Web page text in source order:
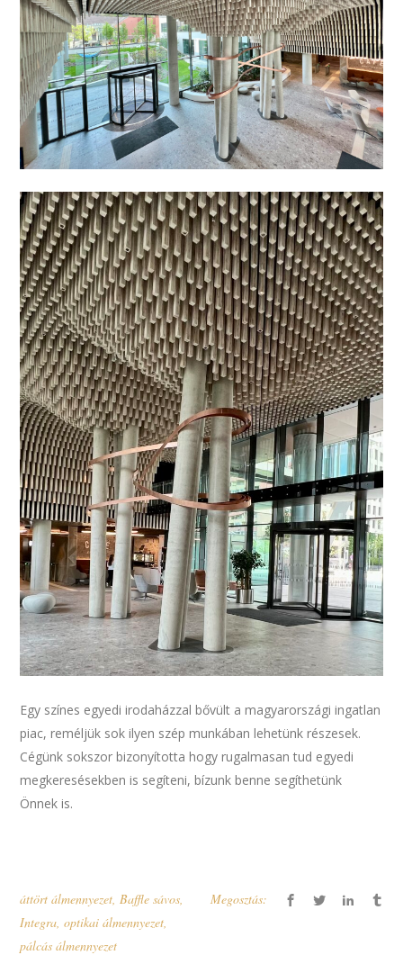
Egy színes egyedi irodaházzal bővült a magyarországi ingatlan
piac, reméljük sok ilyen szép munkában lehetünk részesek.
Cégünk sokszor bizonyította hogy rugalmasan tud egyedi
megkeresésekben is segíteni, bízunk benne segíthetünk
Önnek is.
áttört álmennyezet Baffle sávos
Integra ,optikai álmennyezet
pálcás álmennyezet
Megosztás: